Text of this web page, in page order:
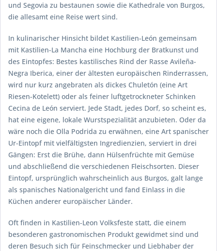
und Segovia zu bestaunen sowie die Kathedrale von Burgos,
die allesamt eine Reise wert sind.
In kulinarischer Hinsicht bildet Kastilien-León gemeinsam
mit Kastilien-La Mancha eine Hochburg der Bratkunst und
des Eintopfes: Bestes kastilisches Rind der Rasse Avileña-
Negra Iberica, einer der ältesten europäischen Rinderrassen,
wird nur kurz angebraten als dickes Chuletón (eine Art
Riesen-Kotelett) oder als feiner luftgetrockneter Schinken
Cecina de León serviert. Jede Stadt, jedes Dorf, so scheint es,
hat eine eigene, lokale Wurstspezialität anzubieten. Oder da
wäre noch die Olla Podrida zu erwähnen, eine Art spanischer
Ur-Eintopf mit vielfältigsten Ingredienzien, serviert in drei
Gängen: Erst die Brühe, dann Hülsenfrüchte mit Gemüse
und abschließend die verschiedenen Fleischsorten. Dieser
Eintopf, ursprünglich wahrscheinlich aus Burgos, galt lange
als spanisches Nationalgericht und fand Einlass in die
Küchen anderer europäischer Länder.
Oft finden in Kastilien-Leon Volksfeste statt, die einem
besonderen gastronomischen Produkt gewidmet sind und
deren Besuch sich für Feinschmecker und Liebhaber der